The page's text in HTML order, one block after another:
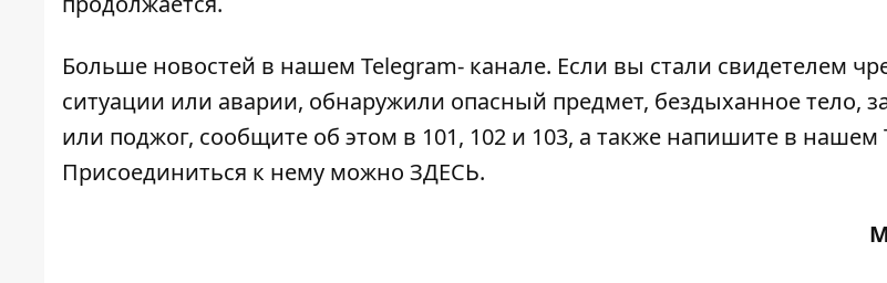
Больше новостей в нашем Telegram- канале. Если вы стали свидетелем
ситуации или аварии, обнаружили опасный предмет, бездыханное тело,
или поджог, сообщите об этом в 101, 102 и 103, а также напишите в нашем
Присоединиться к нему можно ЗДЕСЬ.